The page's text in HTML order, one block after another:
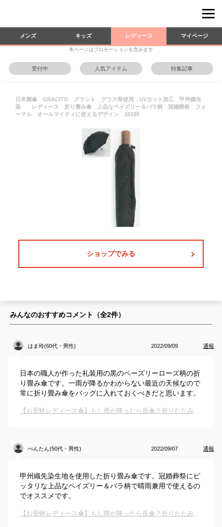
メンズ キッズ レディース マイページ
本ページはプロモーションを含みます
受付中 人気アイテム 特集記事
日本製傘 GRACITO グラシト グラス骨使用 UVカット加工 甲州織先
染 レディース 折り畳み傘 上品なペイズリー＆バラ柄 冠婚葬祭 フォ
ーマル オールマイティに使えるデザイン 26189
ショップでみる
みんなのおすすめコメント（全2件）
はま玲(60代・男性) 2022/09/09 通報
日本の職人が作った礼装用の黒のペーズリーローズ柄の折
り畳み傘です。一雨が降るかわからない最近の天候なので
常に折り畳み傘をバッグに入れておくべきだと思います。
【お受験レディース傘】もし雨が降ったら長傘？折りたたみ？母親に人気のおすすめは？
べんたん(50代・男性) 2022/09/07 通報
甲州織先染生地を使用した折り畳み傘です。冠婚葬祭にピ
ッタリな上品なペイズリー＆バラ柄で晴雨兼用で使えるの
でオススメです。
【お受験レディース傘】もし雨が降ったら長傘？折りたたみ？母親に人気のおすすめは？